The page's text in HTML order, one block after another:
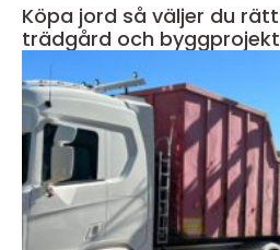
Köpa jord så väljer du rätt kvalitet till
trädgård och byggprojekt